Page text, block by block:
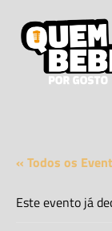
« Todos os
Este evento já